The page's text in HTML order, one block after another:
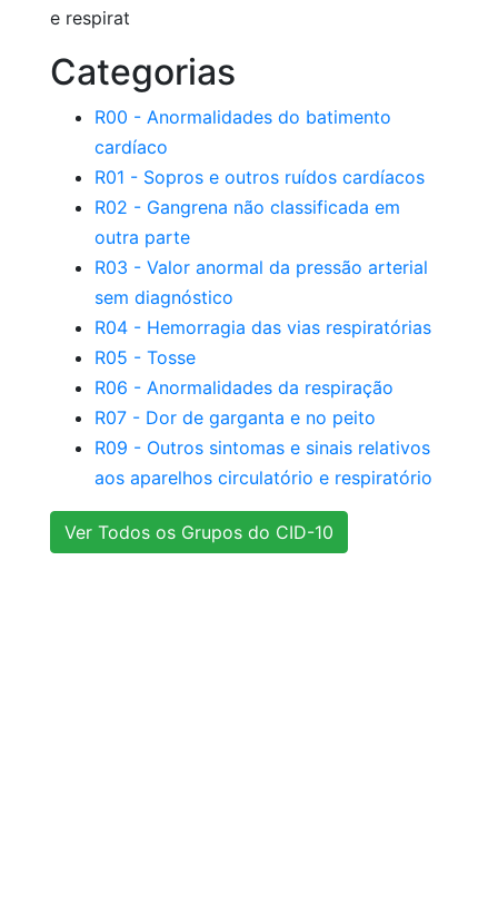
e respirat
Categorias
R00 - Anormalidades do batimento
cardíaco
R01 - Sopros e outros ruídos cardíacos
R02 - Gangrena não classificada em
outra parte
R03 - Valor anormal da pressão arterial
sem diagnóstico
R04 - Hemorragia das vias respiratórias
R05 - Tosse
R06 - Anormalidades da respiração
R07 - Dor de garganta e no peito
R09 - Outros sintomas e sinais relativos
aos aparelhos circulatório e respiratório
Ver Todos os Grupos do CID-10